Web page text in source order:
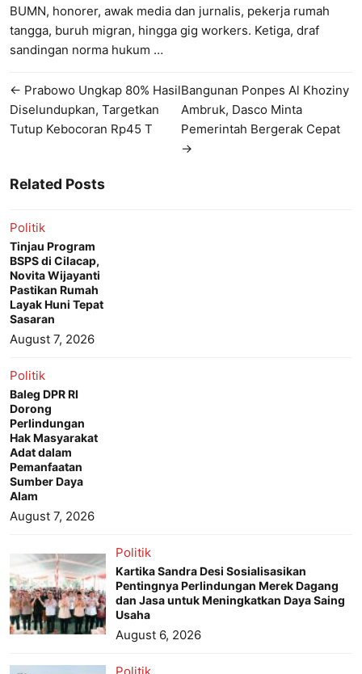
BUMN, honorer, awak media dan jurnalis, pekerja rumah
tangga, buruh migran, hingga gig workers. Ketiga, draf
sandingan norma hukum …
← Prabowo Ungkap 80% Hasil
Diselundupkan, Targetkan
Tutup Kebocoran Rp45 T
Bangunan Ponpes Al Khoziny
Ambruk, Dasco Minta
Pemerintah Bergerak Cepat
→
Related Posts
Politik
Tinjau Program
BSPS di Cilacap,
Novita Wijayanti
Pastikan Rumah
Layak Huni Tepat
Sasaran
August 7, 2026
Politik
Baleg DPR RI
Dorong
Perlindungan
Hak Masyarakat
Adat dalam
Pemanfaatan
Sumber Daya
Alam
August 7, 2026
Politik
Kartika Sandra Desi Sosialisasikan
Pentingnya Perlindungan Merek Dagang
dan Jasa untuk Meningkatkan Daya Saing
Usaha
August 6, 2026